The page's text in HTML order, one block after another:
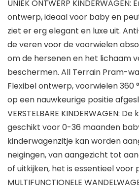
UNIEK ONTWERP
ontwerp, ideaal voor baby en
ziet er erg elegant en luxe uit.
de veren voor de voorwielen
om de hersenen en het lichaam
beschermen. All Terrain Pram-
Flexibel ontwerp, voorwielen 360
op een nauwkeurige positie
VERSTELBARE KINDERWAGEN:
geschikt voor 0-36 maanden
kinderwagenzitje kan worden
neigingen, van aangezicht tot
of uitkijken, het is essentieel voor
MULTIFUNCTIONELE